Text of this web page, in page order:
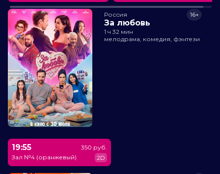
Россия
За любовь
16+
1 ч 32 мин
мелодрама, комедия, фэнтези
19:55
Зал №4 (оранжевый)
350 руб.
2D